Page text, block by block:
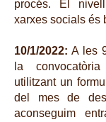
procés. El
xarxes socials és
10/1/2022: A les
la
utilitzant un
del mes de
aconseguim